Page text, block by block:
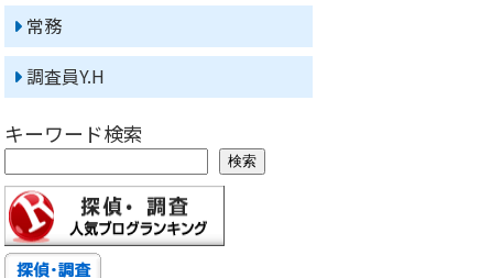
常務
調査員Y.H
キーワード検索
検索